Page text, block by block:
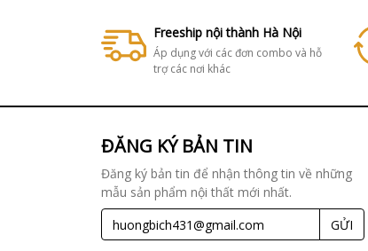
Freeship nội thành Hà Nội
Áp dụng với các đơn combo và hỗ
trợ các nơi khác
ĐĂNG KÝ BẢN TIN
Đăng ký bản tin để nhận thông tin về những
mẫu sản phẩm nội thất mới nhất.
GỬI